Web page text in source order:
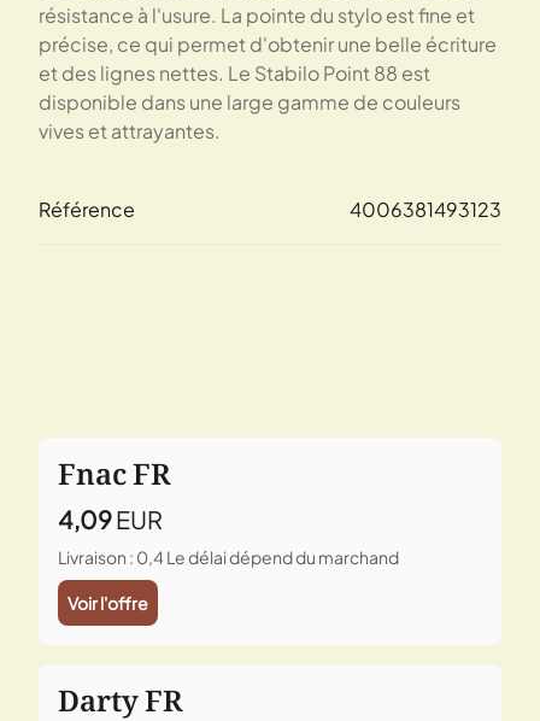
résistance à l'usure. La pointe du stylo est fine et
précise, ce qui permet d'obtenir une belle écriture
et des lignes nettes. Le Stabilo Point 88 est
disponible dans une large gamme de couleurs
vives et attrayantes.
Référence 4006381493123
Fnac FR
4,09EUR
Livraison : 0,4 Le délai dépend du marchand
Voir l'offre
Darty FR